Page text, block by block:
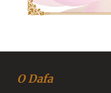
O Dafa